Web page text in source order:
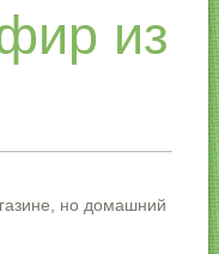
из
но домашний